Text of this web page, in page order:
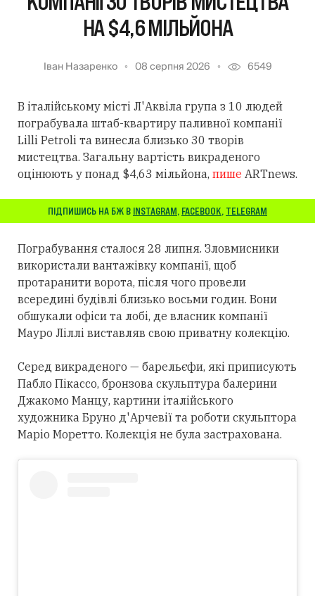
НА $4,6 МІЛЬЙОНА
Іван Назаренко 08 серпня 2026 6549
В італійському місті Л'Аквіла група з 10 людей
пограбувала штаб-квартиру паливної компанії
Lilli Petroli та винесла близько 30 творів
мистецтва. Загальну вартість викраденого
оцінюють у понад $4,63 мільйона, пише ARTnews.
ПІДПИШИСЬ НА БЖ В INSTAGRAM, FACEBOOK, TELEGRAM
Пограбування сталося 28 липня. Зловмисники
використали вантажівку компанії, щоб
протаранити ворота, після чого провели
всередині будівлі близько восьми годин. Вони
обшукали офіси та лобі, де власник компанії
Мауро Ліллі виставляв свою приватну колекцію.
Серед викраденого — барельєфи, які приписують
Пабло Пікассо, бронзова скульптура балерини
Джакомо Манцу, картини італійського
художника Бруно д'Арчевії та роботи скульптора
Маріо Моретто. Колекція не була застрахована.